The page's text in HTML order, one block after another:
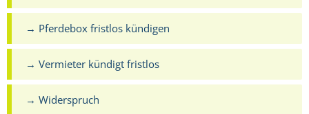
→ Pferdebox fristlos kündigen
→ Vermieter kündigt fristlos
→ Widerspruch